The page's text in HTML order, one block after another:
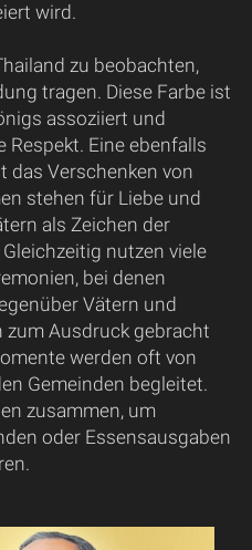
wird.
zu beobachten,
tragen. Diese Farbe ist
assoziiert und
Eine ebenfalls
das Verschenken von
stehen für Liebe und
als Zeichen der
nutzen viele
bei denen
Vätern und
Ausdruck gebracht
werden oft von
Gemeinden begleitet.
zusammen, um
oder Essensausgaben